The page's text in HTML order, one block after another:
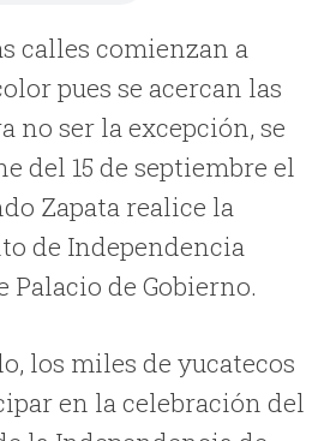
calles comienzan a
pues se acercan las
no ser la excepción, se
del 15 de septiembre el
Zapata realice la
de Independencia
Palacio de Gobierno.
los miles de yucatecos
en la celebración del